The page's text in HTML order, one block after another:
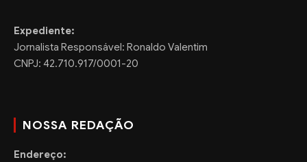
Expediente:
Jornalista Responsável: Ronaldo Valentim
CNPJ: 42.710.917/0001-20
NOSSA REDAÇÃO
Endereço: